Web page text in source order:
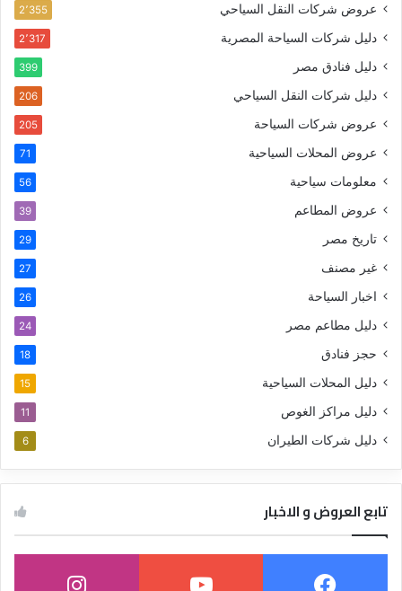
عروض شركات النقل السياحي 2٬355
دليل شركات السياحة المصرية 2٬317
دليل فنادق مصر 399
دليل شركات النقل السياحي 206
عروض شركات السياحة 205
عروض المحلات السياحية 71
معلومات سياحية 56
عروض المطاعم 39
تاريخ مصر 29
غير مصنف 27
اخبار السياحة 26
دليل مطاعم مصر 24
حجز فنادق 18
دليل المحلات السياحية 15
دليل مراكز الغوص 11
دليل شركات الطيران 6
تابع العروض و الاخبار